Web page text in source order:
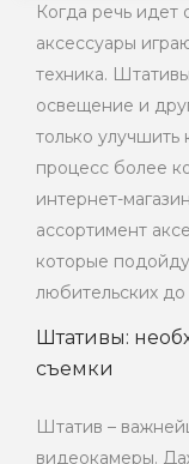
Когда речь
аксессуары
техника.
освещение и
только улучшить
процесс более
интернет-
ассортимент
которые
любительских
Штативы:
съемки
Штатив –
видеокамеры.